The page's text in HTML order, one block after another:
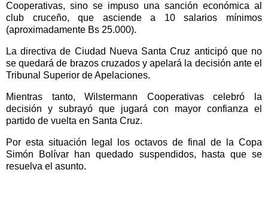
Cooperativas, sino se impuso una sanción económica al
club cruceño, que asciende a 10 salarios mínimos
(aproximadamente Bs 25.000).
La directiva de Ciudad Nueva Santa Cruz anticipó que no
se quedará de brazos cruzados y apelará la decisión ante el
Tribunal Superior de Apelaciones.
Mientras tanto, Wilstermann Cooperativas celebró la
decisión y subrayó que jugará con mayor confianza el
partido de vuelta en Santa Cruz.
Por esta situación legal los octavos de final de la Copa
Simón Bolívar han quedado suspendidos, hasta que se
resuelva el asunto.